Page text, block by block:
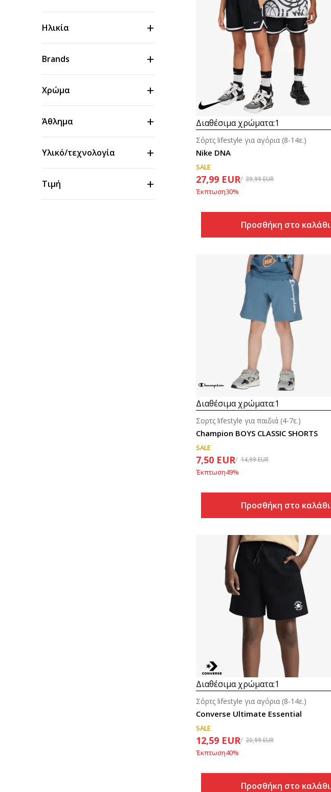
Ηλικία
Brands
Χρώμα
Άθλημα
Υλικό/τεχνολογία
Τιμή
Συγκρίνετε
Διαθέσιμα χρώματα:1
Nike DNA
Σόρτς lifestyle για αγόρια (8-14ε.)
SALE
27,99 EUR 39,99EUR
Έκπτωση30%
Προσθήκη στο καλάθι
Συγκρίνετε
Διαθέσιμα χρώματα:1
Champion BOYS CLASSIC SHORTS
Σορτς lifestyle για παιδιά (4-7ε.)
SALE
7,50 EUR 14,99EUR
Έκπτωση49%
Προσθήκη στο καλάθι
Συγκρίνετε
Διαθέσιμα χρώματα:1
Converse Ultimate Essential
Σόρτς lifestyle για αγόρια (8-14ε.)
SALE
12,59 EUR 20,99EUR
Έκπτωση40%
Προσθήκη στο καλάθι